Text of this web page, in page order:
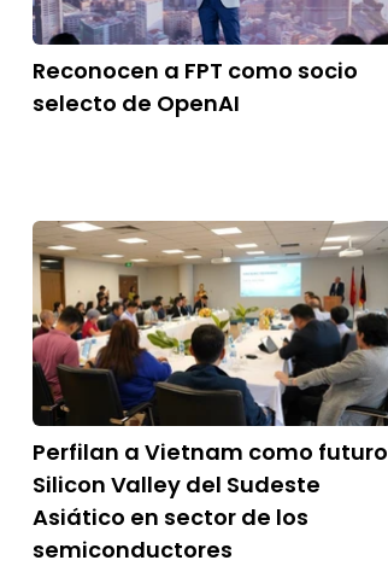
Reconocen a FPT como socio
selecto de OpenAI
Perfilan a Vietnam como futuro
Silicon Valley del Sudeste
Asiático en sector de los
semiconductores